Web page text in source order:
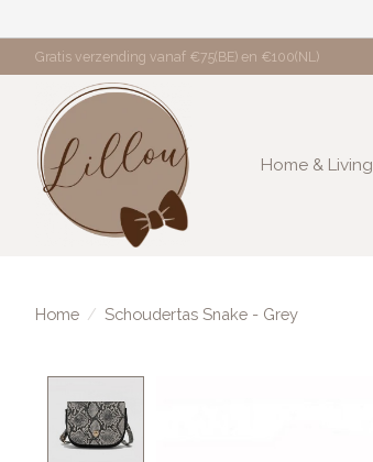
Gratis verzending vanaf €75(BE) en €100(NL)
Home & Living
Home / Schoudertas Snake - Grey